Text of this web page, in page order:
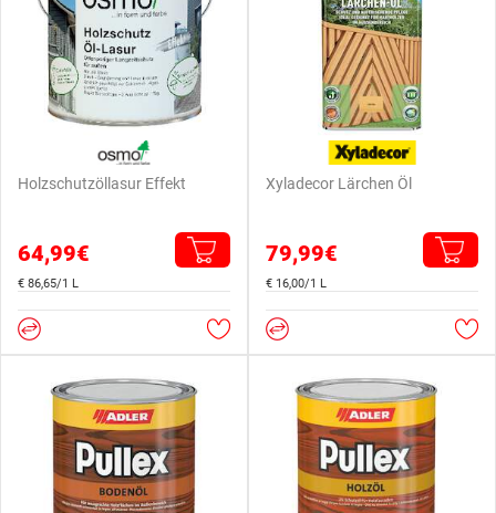
Holzschutzöllasur Effekt
64,99€
€ 86,65/1 L
Xyladecor Lärchen Öl
79,99€
€ 16,00/1 L